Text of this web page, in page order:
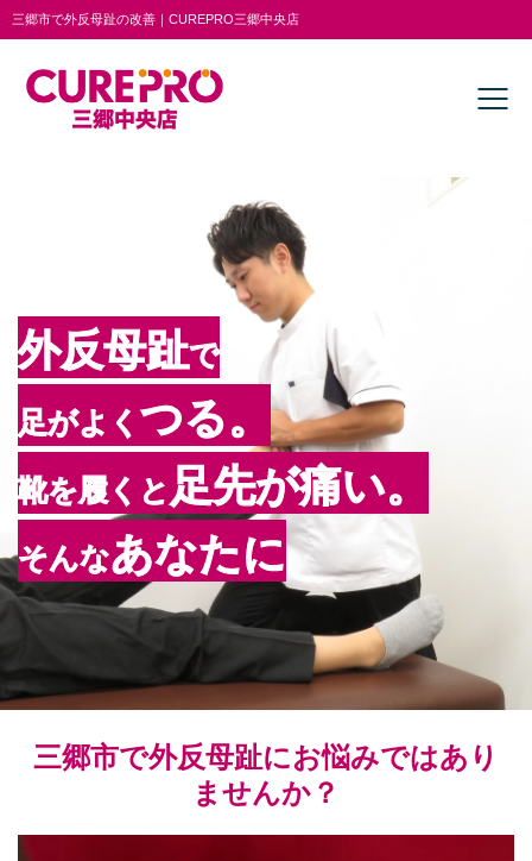
三郷市で外反母趾の改善｜CUREPRO三郷中央店
外反母趾で
足がよく つる。
靴を履くと足先が痛い。
そんなあなたに
三郷市で外反母趾にお悩みではあり
ませんか？